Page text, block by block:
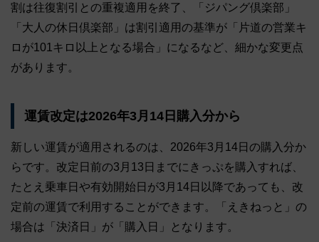
割は往復割引との重複適用を終了、「ジパング倶楽部」
「大人の休日倶楽部」は割引適用の基準が「片道の営業キ
ロが101キロ以上となる場合」になるなど、細かな変更点
があります。
運賃改定は2026年3月14日購入分から
新しい運賃が適用されるのは、2026年3月14日の購入分か
らです。改定日前の3月13日までにきっぷを購入すれば、
たとえ乗車日や有効開始日が3月14日以降であっても、改
定前の運賃で利用することができます。「えきねっと」の
場合は「決済日」が「購入日」となります。